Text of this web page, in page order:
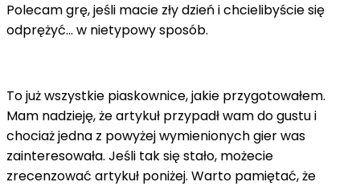
Polecam grę, jeśli macie zły dzień i chcielibyście się
odprężyć... w nietypowy sposób.
To już wszystkie piaskownice, jakie przygotowałem.
Mam nadzieję, że artykuł przypadł wam do gustu i
chociaż jedna z powyżej wymienionych gier was
zainteresowała. Jeśli tak się stało, możecie
zrecenzować artykuł poniżej. Warto pamiętać, że